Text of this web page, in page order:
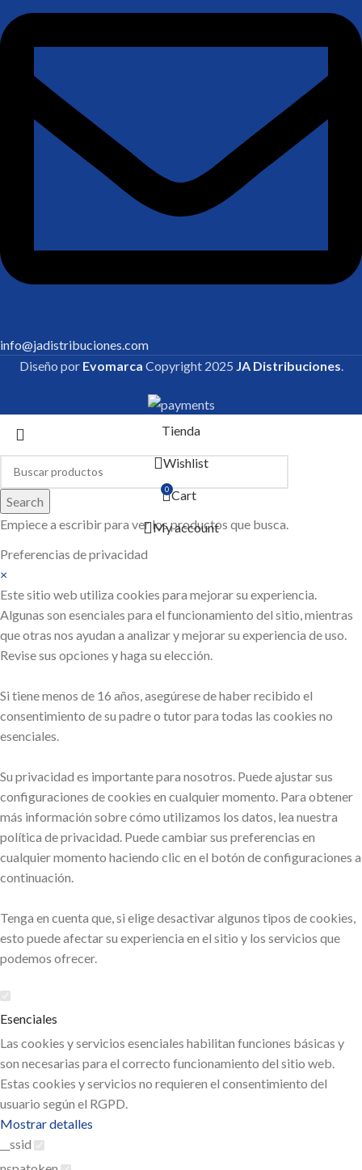
info@jadistribuciones.com
Diseño por Evomarca Copyright2025 JA Distribuciones.
Search
Empiece a escribir para ver los productos que busca.
Tienda
Wishlist
0 Cart
My account
Preferencias de privacidad
×
Este sitio web utiliza cookies para mejorar su experiencia.
Algunas son esenciales para el funcionamiento del sitio, mientras
que otras nos ayudan a analizar y mejorar su experiencia de uso.
Revise sus opciones y haga su elección.
Si tiene menos de 16 años, asegúrese de haber recibido el
consentimiento de su padre o tutor para todas las cookies no
esenciales.
Su privacidad es importante para nosotros. Puede ajustar sus
configuraciones de cookies en cualquier momento. Para obtener
más información sobre cómo utilizamos los datos, lea nuestra
política de privacidad. Puede cambiar sus preferencias en
cualquier momento haciendo clic en el botón de configuraciones a
continuación.
Tenga en cuenta que, si elige desactivar algunos tipos de cookies,
esto puede afectar su experiencia en el sitio y los servicios que
podemos ofrecer.
Esenciales
Las cookies y servicios esenciales habilitan funciones básicas y
son necesarias para el correcto funcionamiento del sitio web.
Estas cookies y servicios no requieren el consentimiento del
usuario según el RGPD.
Mostrar detalles
__ssid